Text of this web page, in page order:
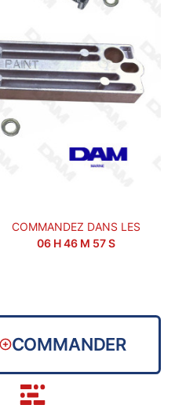
COMMANDEZ DANS LES
06H46M 56S
COMMANDER